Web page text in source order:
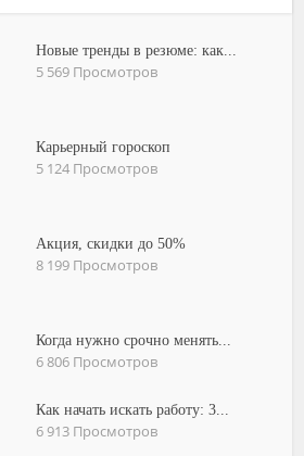
Новые тренды в резюме: как...
5 569 Просмотров
Карьерный гороскоп
5 124 Просмотров
Акция, скидки до 50%
8 199 Просмотров
Когда нужно срочно менять...
6 806 Просмотров
Как начать искать работу: 3...
6 913 Просмотров